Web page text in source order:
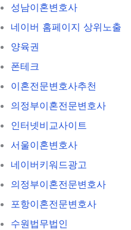
성남이혼변호사
네이버 홈페이지 상위노출
양육권
폰테크
이혼전문변호사추천
의정부이혼전문변호사
인터넷비교사이트
서울이혼변호사
네이버키워드광고
의정부이혼전문변호사
포항이혼전문변호사
수원법무법인